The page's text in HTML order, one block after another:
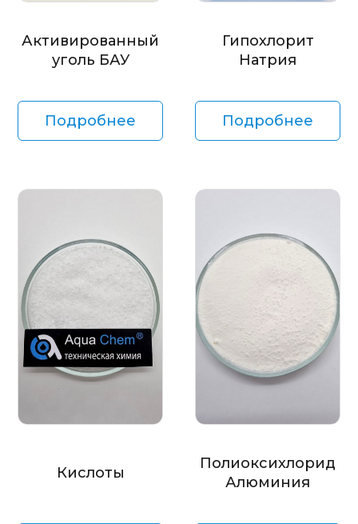
Активированный
уголь БАУ
Подробнее
Гипохлорит
Натрия
Подробнее
Кислоты
Полиоксихлорид
Алюминия